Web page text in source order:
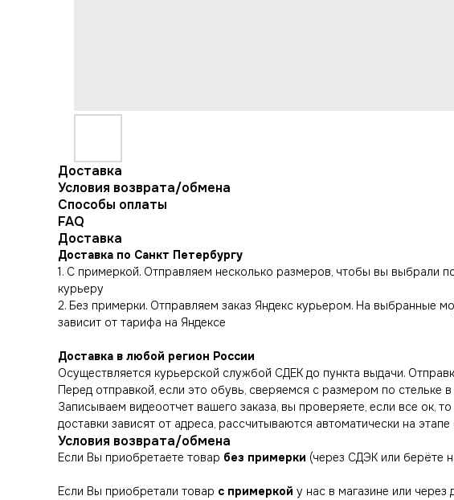
Доставка
Условия возврата/обмена
Способы оплаты
FAQ
Доставка
Доставка по Санкт Петербургу
1. С примеркой. Отправляем несколько размеров, чтобы вы выбрали
курьеру
2. Без примерки. Отправляем заказ Яндекс курьером. На выбранные
зависит от тарифа на Яндексе
Доставка в любой регион России
Осуществляется курьерской службой СДЕК до пункта выдачи.
Перед отправкой, если это обувь, сверяемся с размером по
Записываем видеоотчет вашего заказа, вы проверяете, если все ок,
доставки зависят от адреса, рассчитываются автоматически на
Условия возврата/обмена
Если Вы приобретаете товар без примерки (через СДЭК или берёте
Если Вы приобретали товар с примеркой у нас в магазине или через